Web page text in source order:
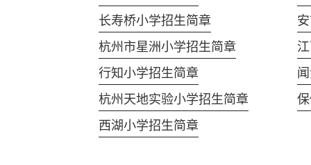
长寿桥小学招生简章
杭州市星洲小学招生简章
行知小学招生简章
杭州天地实验小学招生简章
西湖小学招生简章